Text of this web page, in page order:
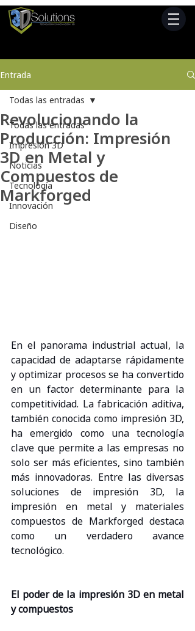
Entrada
Todas las entradas
Impresión 3D
Noticias
Tecnología
Innovación
Diseño
Todas las entradas
Revolucionando la
Producción: Impresión
3D en Metal y
Compuestos de
Markforged
En el panorama industrial actual, la
capacidad de adaptarse rápidamente
y optimizar procesos se ha convertido
en un factor determinante para la
competitividad. La fabricación aditiva,
también conocida como impresión 3D,
ha emergido como una tecnología
clave que permite a las empresas no
solo ser más eficientes, sino también
más innovadoras. Entre las diversas
soluciones de impresión 3D, la
impresión en metal y materiales
compuestos de Markforged destaca
como un verdadero avance
tecnológico.
El poder de la impresión 3D en metal
y compuestos